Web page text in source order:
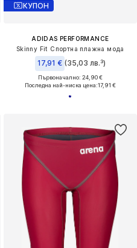
КУПОН
ADIDAS PERFORMANCE
Skinny Fit Спортна плажна мода
17,91 € (35,03 лв.³)
Първоначално: 24,90 €
Последна най-ниска цена:17,91 €